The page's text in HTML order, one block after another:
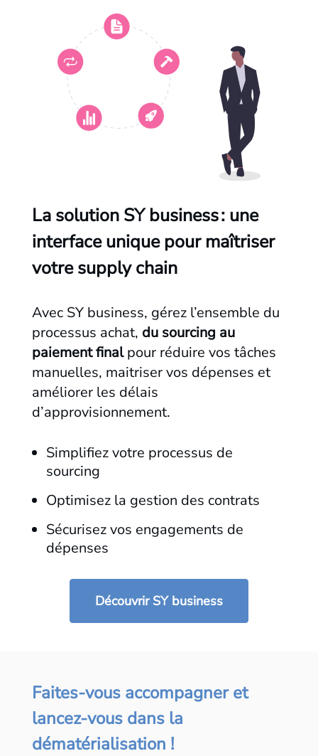
La solution SY business : une
interface unique pour maîtriser
votre supply chain
Avec SY business, gérez l’ensemble du
processus achat, du sourcing au
paiement finalpour réduire vos tâches
manuelles, maitriser vos dépenses et
améliorer les délais
d’approvisionnement.
Simplifiez votre processus de
sourcing
Optimisez la gestion des contrats
Sécurisez vos engagements de
dépenses
Découvrir SY business
Faites-vous accompagner et
lancez-vous dans la
dématérialisation !